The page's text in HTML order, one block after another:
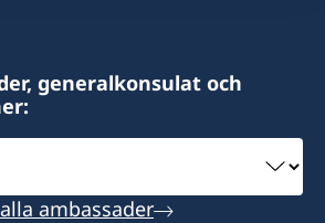
generalkonsulat och
ambassader